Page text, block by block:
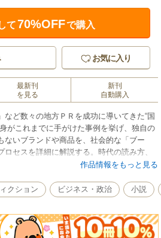
て70%OFFで購入
お気に入り
最新刊
を見る
新刊
自動購入
など数々の地方ＰＲを成功に導いてきた“国
がこれまでに手がけた事例を挙げ、独自の
ないブランドや商品を、社会的な「ブー
セスを詳細に解説する。時代の読み方、
配信方法、低予算で最大効果を狙う戦略な
する。【目次】はじめに/第一章 人が自ら
ント思考」とは何か/第二章 個人の単位
ライアントを納得させるプレゼン術/第四
いどおりに永続的に動かす/おわりに
作品情報をもっと見る
クション ビジネス・政治 小説